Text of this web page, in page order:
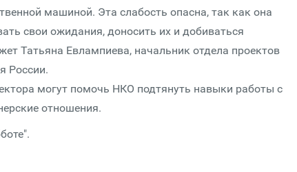
машиной. Эта слабость опасна, так как она
свои ожидания, доносить их и добиваться
Татьяна Евлампиева, начальник отдела проектов
России.
могут помочь НКО подтянуть навыки работы с
отношения.